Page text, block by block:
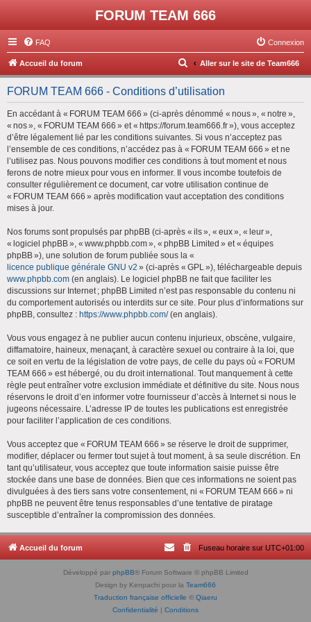
FORUM TEAM 666
FAQ Connexion
Accueil du forum Aller sur le site de Team666
R
e
c
h
e
c
e
FORUM TEAM 666 - Conditions d’utilisation
En accédant à « FORUM TEAM 666 » (ci-après dénommé « nous », « notre »,
« nos », « FORUM TEAM 666 » et « https://forum.team666.fr »), vous acceptez
d’être légalement lié par les conditions suivantes. Si vous n’acceptez pas
l’ensemble de ces conditions, n’accédez pas à « FORUM TEAM 666 » et ne
l’utilisez pas. Nous pouvons modifier ces conditions à tout moment et nous
ferons de notre mieux pour vous en informer. Il vous incombe toutefois de
consulter régulièrement ce document, car votre utilisation continue de
« FORUM TEAM 666 » après modification vaut acceptation des conditions
mises à jour.
Nos forums sont propulsés par phpBB (ci-après « ils », « eux », « leur »,
« logiciel phpBB », « www.phpbb.com », « phpBB Limited » et « équipes
phpBB »), une solution de forum publiée sous la «
licence publique générale GNU v2 » (ci-après « GPL »), téléchargeable depuis
www.phpbb.com (en anglais). Le logiciel phpBB ne fait que faciliter les
discussions sur Internet ; phpBB Limited n’est pas responsable du contenu ni
du comportement autorisés ou interdits sur ce site. Pour plus d’informations sur
phpBB, consultez : https://www.phpbb.com/(en anglais).
Vous vous engagez à ne publier aucun contenu injurieux, obscène, vulgaire,
diffamatoire, haineux, menaçant, à caractère sexuel ou contraire à la loi, que
ce soit en vertu de la législation de votre pays, de celle du pays où « FORUM
TEAM 666 » est hébergé, ou du droit international. Tout manquement à cette
règle peut entraîner votre exclusion immédiate et définitive du site. Nous nous
réservons le droit d’en informer votre fournisseur d’accès à Internet si nous le
jugeons nécessaire. L’adresse IP de toutes les publications est enregistrée
pour faciliter l’application de ces conditions.
Vous acceptez que « FORUM TEAM 666 » se réserve le droit de supprimer,
modifier, déplacer ou fermer tout sujet à tout moment, à sa seule discrétion. En
tant qu’utilisateur, vous acceptez que toute information saisie puisse être
stockée dans une base de données. Bien que ces informations ne soient pas
divulguées à des tiers sans votre consentement, ni « FORUM TEAM 666 » ni
phpBB ne peuvent être tenus responsables d’une tentative de piratage
susceptible d’entraîner la compromission des données.
Accueil du forum Fuseau horaire sur UTC+01:00
Développé par phpBB® Forum Software © phpBB Limited
Design by Kenpachi pour la Team666
Traduction française officielle © Qiaeru
Confidentialité | Conditions